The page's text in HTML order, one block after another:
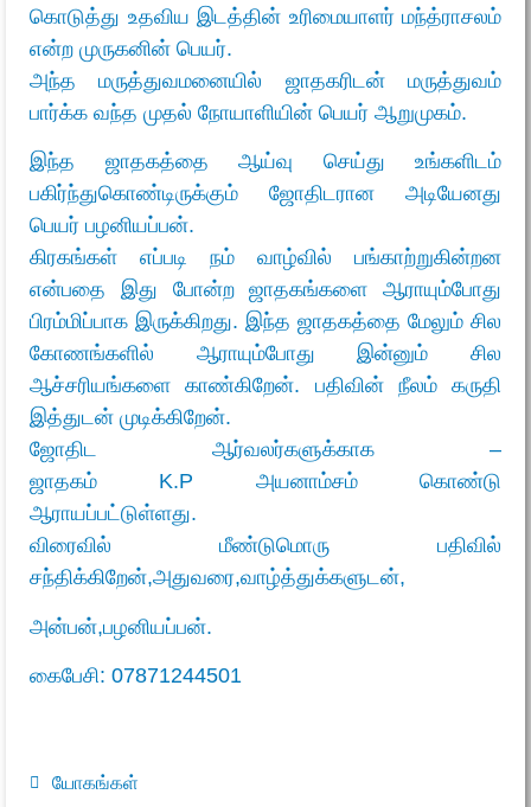
கொடுத்து உதவிய இடத்தின் உரிமையாளர் மந்த்ராசலம்
என்ற முருகனின் பெயர்.
அந்த மருத்துவமனையில் ஜாதகரிடன் மருத்துவம்
பார்க்க வந்த முதல் நோயாளியின் பெயர் ஆறுமுகம்.
இந்த ஜாதகத்தை ஆய்வு செய்து உங்களிடம்
பகிர்ந்துகொண்டிருக்கும் ஜோதிடரான அடியேனது
பெயர் பழனியப்பன்.
கிரகங்கள் எப்படி நம் வாழ்வில் பங்காற்றுகின்றன
என்பதை இது போன்ற ஜாதகங்களை ஆராயும்போது
பிரம்மிப்பாக இருக்கிறது. இந்த ஜாதகத்தை மேலும் சில
கோணங்களில் ஆராயும்போது இன்னும் சில
ஆச்சரியங்களை காண்கிறேன். பதிவின் நீலம் கருதி
இத்துடன் முடிக்கிறேன்.
ஜோதிட ஆர்வலர்களுக்காக –
ஜாதகம் K.P அயனாம்சம் கொண்டு
ஆராயப்பட்டுள்ளது.
விரைவில் மீண்டுமொரு பதிவில்
சந்திக்கிறேன்,அதுவரை,வாழ்த்துக்களுடன்,
அன்பன்,பழனியப்பன்.
கைபேசி: 07871244501
யோகங்கள்